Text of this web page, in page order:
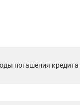
погашения